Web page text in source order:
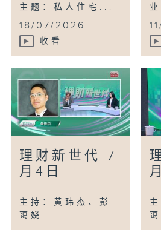
主题：私人住宅...
18/07/2026
收看
理财新世代 7
月4日
主持：黄玮杰、彭
蔼娆